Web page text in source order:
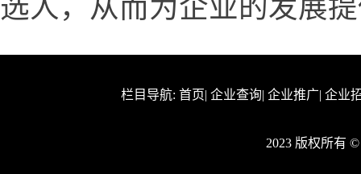
选人，从而为企业的发展
栏目导航: 首页| 企业查询| 企业推广| 企业
2023 版权所有